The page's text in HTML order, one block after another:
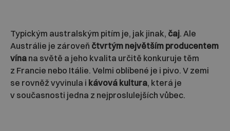
Typickým australským pitím je, jak jinak, čaj. Ale
Austrálie je zároveň čtvrtým největším producentem
vína na světě a jeho kvalita určitě konkuruje těm
z Francie nebo Itálie. Velmi oblíbené je i pivo. V zemi
se rovněž vyvinula i kávová kultura, která je
v současnosti jedna z nejproslulejších vůbec.